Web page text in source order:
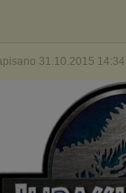
pod adresem
31.10.2015 14:34